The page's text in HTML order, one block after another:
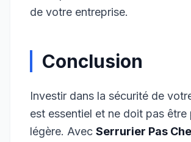
de votre entreprise.
Conclusion
Investir dans la sécurité de
est essentiel et ne doit pas être
légère. Avec Serrurier Pas